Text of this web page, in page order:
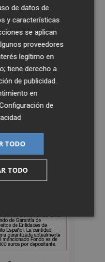
de datos de
y características
se aplican
proveedores
legítimo en
tiene derecho a
de publicidad.
en
de
TODO
TODO